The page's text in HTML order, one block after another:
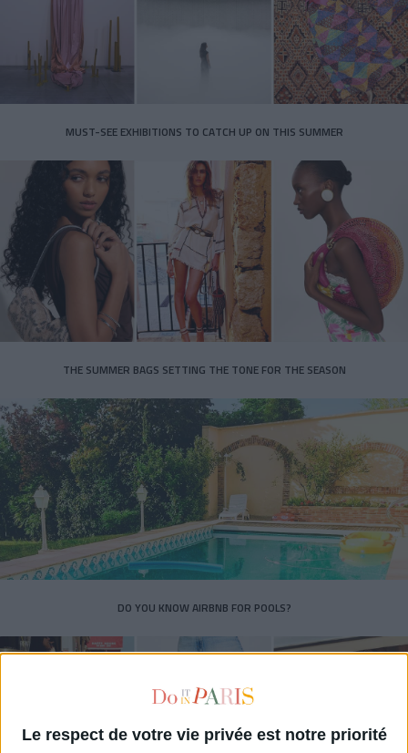
Le respect de votre vie privée est notre priorité
MUST-SEE EXHIBITIONS TO CATCH UP ON THIS SUMMER
THE SUMMER BAGS SETTING THE TONE FOR THE SEASON
DO YOU KNOW AIRBNB FOR POOLS?